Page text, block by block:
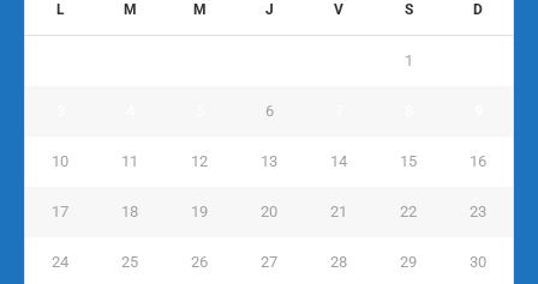
L M M J V S D
1
6
10 11 12 13 14 15 16
17 18 19 20 21 22 23
24 25 26 27 28 29 30